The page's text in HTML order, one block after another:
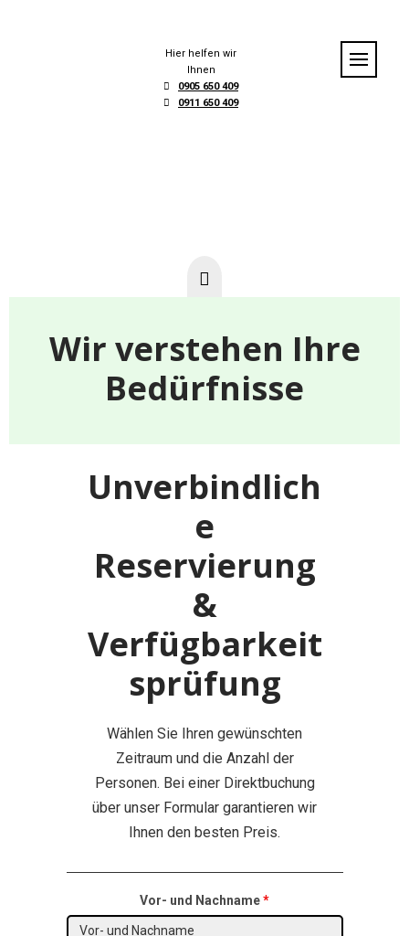
Hier helfen wir
Ihnen
0905 650 409
0911 650 409
Wir verstehen Ihre
Bedürfnisse
Unverbindlich
e
Reservierung
&
Verfügbarkeit
sprüfung
Wählen Sie Ihren gewünschten
Zeitraum und die Anzahl der
Personen. Bei einer Direktbuchung
über unser Formular garantieren wir
Ihnen den besten Preis.
Vor- und Nachname*